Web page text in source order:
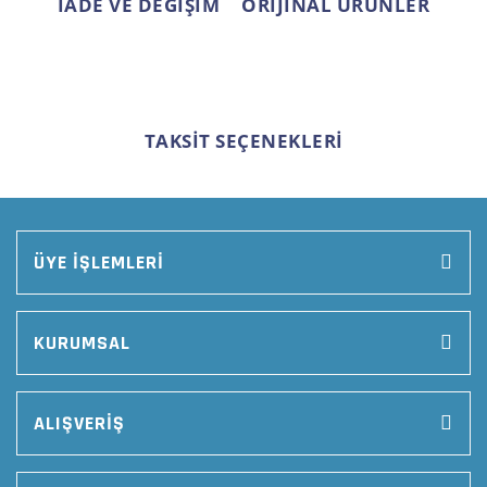
TAKSİT SEÇENEKLERİ
ÜYE İŞLEMLERİ
KURUMSAL
ALIŞVERİŞ